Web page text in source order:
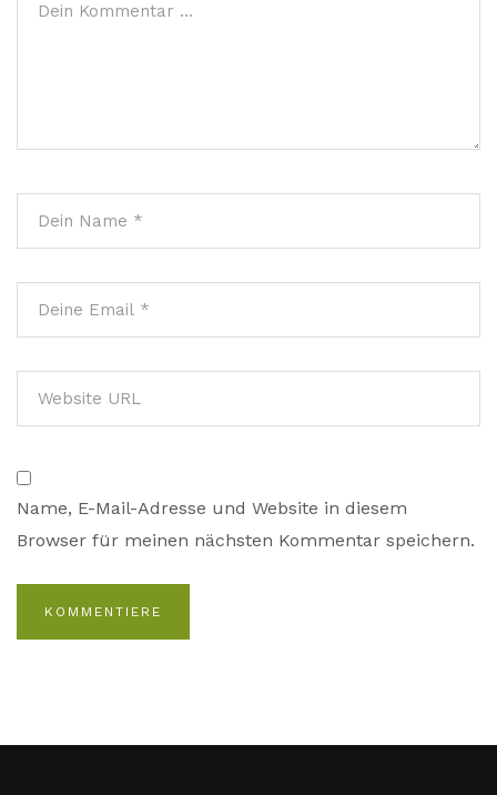
Name, E-Mail-Adresse und Website in diesem
Browser für meinen nächsten Kommentar speichern.